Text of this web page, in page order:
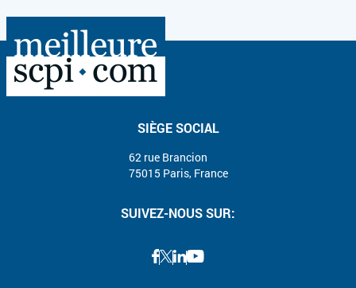
SIÈGE SOCIAL
62 rue Brancion
75015 Paris, France
SUIVEZ-NOUS SUR: